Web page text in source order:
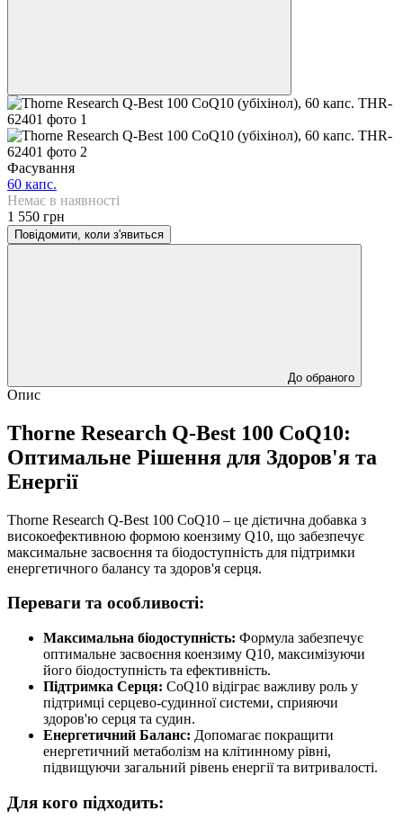
Фасування
60 капс.
Немає в наявності
1 550 грн
Повідомити, коли з'явиться
До обраного
Опис
Thorne Research Q-Best 100 CoQ10:
Оптимальне Рішення для Здоров'я та
Енергії
Thorne Research Q-Best 100 CoQ10 – це дієтична добавка з
високоефективною формою коензиму Q10, що забезпечує
максимальне засвоєння та біодоступність для підтримки
енергетичного балансу та здоров'я серця.
Переваги та особливості:
Максимальна біодоступність: Формула забезпечує
оптимальне засвоєння коензиму Q10, максимізуючи
його біодоступність та ефективність.
Підтримка Серця: CoQ10 відіграє важливу роль у
підтримці серцево-судинної системи, сприяючи
здоров'ю серця та судин.
Енергетичний Баланс: Допомагає покращити
енергетичний метаболізм на клітинному рівні,
підвищуючи загальний рівень енергії та витривалості.
Для кого підходить: